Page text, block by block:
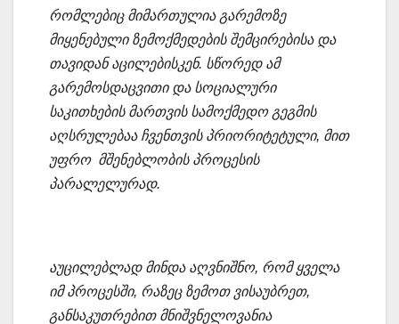
რომლებიც მიმართულია გარემოზე
მიყენებული ზემოქმედების შემცირებისა და
თავიდან აცილებისკენ. სწორედ ამ
გარემოსდაცვითი და სოციალური
საკითხების მართვის სამოქმედო გეგმის
აღსრულებაა ჩვენთვის პრიორიტეტული, მით
უფრო მშენებლობის პროცესის
პარალელურად.
აუცილებლად მინდა აღვნიშნო, რომ ყველა
იმ პროცესში, რაზეც ზემოთ ვისაუბრეთ,
განსაკუთრებით მნიშვნელოვანია